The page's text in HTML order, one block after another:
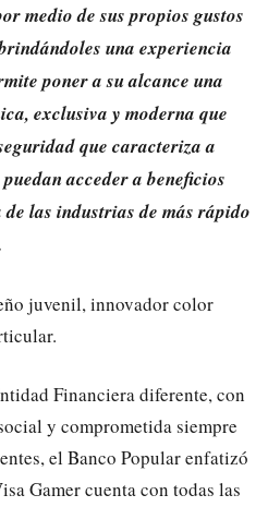
medio de sus propios gustos
una experiencia
poner a su alcance una
exclusiva y moderna que
que caracteriza a
acceder a beneficios
las industrias de más rápido
juvenil, innovador color
Financiera diferente, con
y comprometida siempre
el Banco Popular enfatizó
Gamer cuenta con todas las